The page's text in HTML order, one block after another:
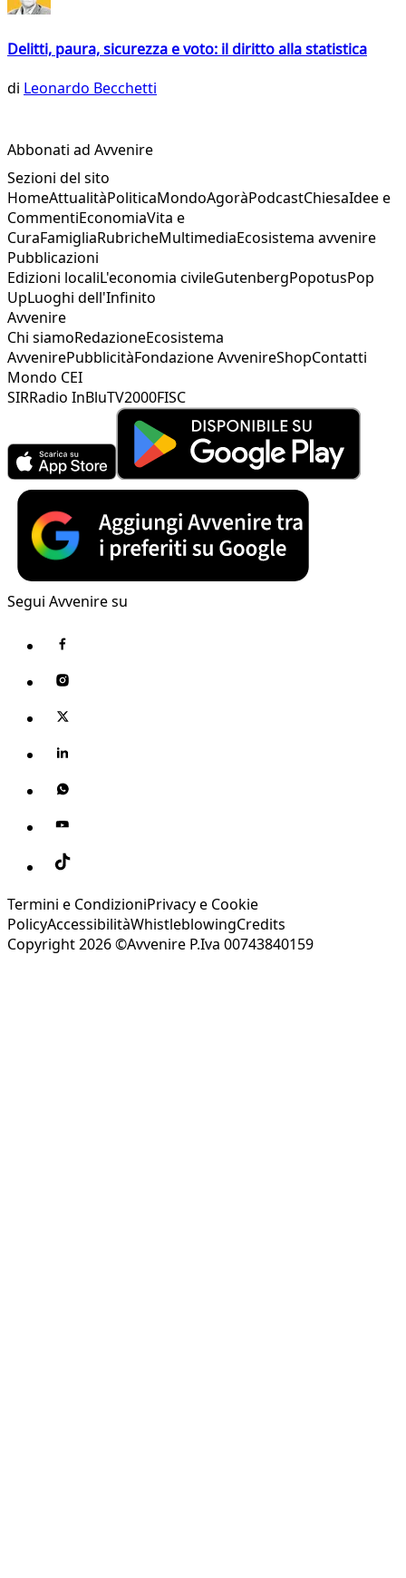
Delitti, paura, sicurezza e voto: il diritto alla statistica
di Leonardo Becchetti
Abbonati ad Avvenire
Sezioni del sito
HomeAttualitàPoliticaMondoAgoràPodcastChiesaIdee e
CommentiEconomiaVita e
CuraFamigliaRubricheMultimediaEcosistema avvenire
Pubblicazioni
Edizioni localiL'economia civileGutenbergPopotusPop
UpLuoghi dell'Infinito
Avvenire
Chi siamoRedazioneEcosistema
AvvenirePubblicitàFondazione AvvenireShopContatti
Mondo CEI
SIRRadio InBluTV2000FISC
Segui Avvenire su
Termini e CondizioniPrivacy e Cookie
PolicyAccessibilitàWhistleblowingCredits
Copyright 2026 ©Avvenire P.Iva 00743840159